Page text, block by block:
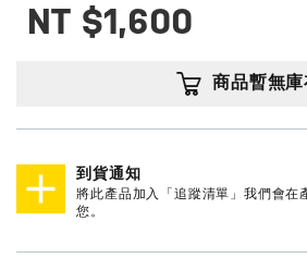
NT $1,600
商品暫無庫
到貨通知
將此產品加入「追蹤清單」我們會在
您。